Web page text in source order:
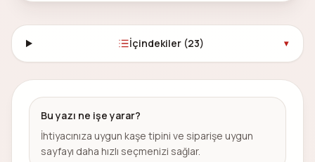
İçindekiler (23) ▾
Bu yazı ne işe yarar?
İhtiyacınıza uygun kaşe tipini ve siparişe uygun
sayfayı daha hızlı seçmenizi sağlar.